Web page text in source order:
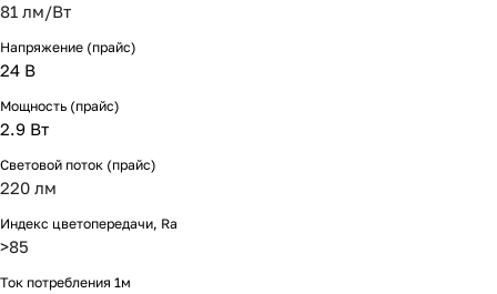
81 лм/Вт
Напряжение (прайс)
24 В
Мощность (прайс)
2.9 Вт
Световой поток (прайс)
220 лм
Индекс цветопередачи, Ra
>85
Ток потребления 1м